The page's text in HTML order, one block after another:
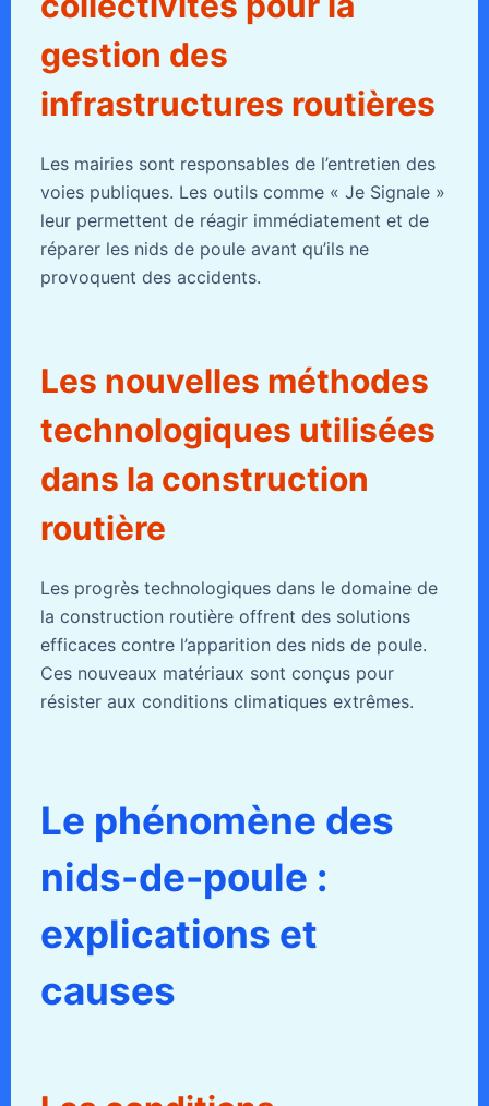
gestion des
infrastructures routières
Les mairies sont responsables de l’entretien des
voies publiques. Les outils comme « Je Signale »
leur permettent de réagir immédiatement et de
réparer les nids de poule avant qu’ils ne
provoquent des accidents.
Les nouvelles méthodes
technologiques utilisées
dans la construction
routière
Les progrès technologiques dans le domaine de
la construction routière offrent des solutions
efficaces contre l’apparition des nids de poule.
Ces nouveaux matériaux sont conçus pour
résister aux conditions climatiques extrêmes.
Le phénomène des
nids-de-poule :
explications et
causes